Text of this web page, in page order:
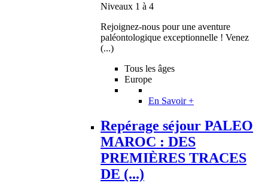
Niveaux 1 à 4
Rejoignez-nous pour une aventure
paléontologique exceptionnelle ! Venez
(...)
Tous les âges
Europe
En Savoir +
Repérage séjour PALEO
MAROC : DES
PREMIÈRES TRACES
DE (...)